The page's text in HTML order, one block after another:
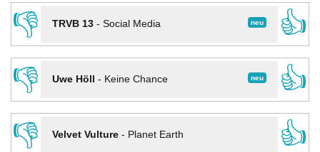
👎
neu
TRVB 13- Social Media
👍
👎
neu
Uwe Höll - Keine Chance
👍
👎
Velvet Vulture- Planet Earth
👍